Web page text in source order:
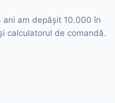
am depășit 10.000 în
calculatorul de comandă.